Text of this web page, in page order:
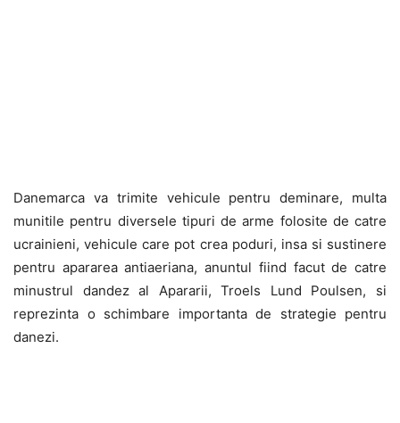
Danemarca va trimite vehicule pentru deminare, multa
munitile pentru diversele tipuri de arme folosite de catre
ucrainieni, vehicule care pot crea poduri, insa si sustinere
pentru apararea antiaeriana, anuntul fiind facut de catre
minustrul dandez al Apararii, Troels Lund Poulsen, si
reprezinta o schimbare importanta de strategie pentru
danezi.